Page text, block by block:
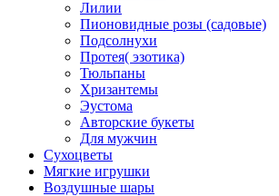
Лилии
Пионовидные розы (садовые)
Подсолнухи
Протея( эзотика)
Тюльпаны
Хризантемы
Эустома
Авторские букеты
Для мужчин
Сухоцветы
Мягкие игрушки
Воздушные шары